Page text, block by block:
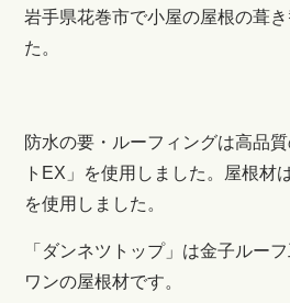
岩手県花巻市で小屋の屋根の葺
た。
防水の要・ルーフィングは高品
トEX」を使用しました。屋根材
を使用しました。
「ダンネツトップ」は金子ルー
ワンの屋根材です。